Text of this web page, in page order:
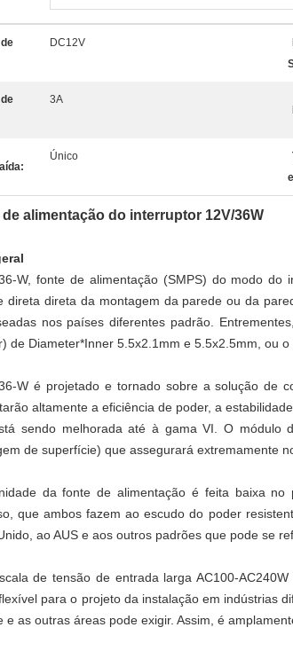
DC12V
3A
Único
de alimentação do interruptor 12V/36W
W, fonte de alimentação (SMPS) do modo
direta direta da montagem da parede ou da
nos países diferentes padrão.
de Diameter*Inner 5.5x2.1mm e 5.5x2.5mm, ou
W é projetado e tornado sobre a solução de
altamente a eficiência de poder, a
sendo melhorada até à gama VI. O módulo
de superfície) que assegurará extremamente
da fonte de alimentação é feita baixa
que ambos fazem ao escudo do poder
ao AUS e aos outros padrões que pode se
de tensão de entrada larga AC100-
para o projeto da instalação em indústrias
e as outras áreas pode exigir. Assim, é